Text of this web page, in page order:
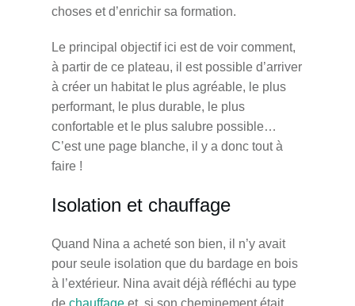
choses et d’enrichir sa formation.
Le principal objectif ici est de voir comment,
à partir de ce plateau, il est possible d’arriver
à créer un habitat le plus agréable, le plus
performant, le plus durable, le plus
confortable et le plus salubre possible…
C’est une page blanche, il y a donc tout à
faire !
Isolation et chauffage
Quand Nina a acheté son bien, il n’y avait
pour seule isolation que du bardage en bois
à l’extérieur. Nina avait déjà réfléchi au type